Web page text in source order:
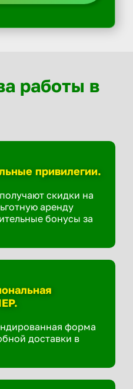
работы в
привилегии.
скидки на
аренду
бонусы за
форма
доставки в